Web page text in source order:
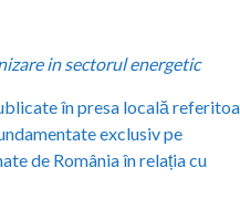
in sectorul energetic
în presa locală
exclusiv pe
de România în relația cu